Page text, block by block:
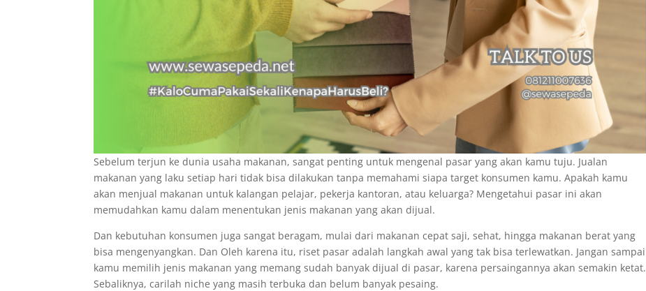
Sebelum terjun ke dunia usaha makanan, sangat penting untuk mengenal pasar yang akan kamu tuju. Jualan
makanan yang laku setiap hari tidak bisa dilakukan tanpa memahami siapa target konsumen kamu. Apakah kamu
akan menjual makanan untuk kalangan pelajar, pekerja kantoran, atau keluarga? Mengetahui pasar ini akan
memudahkan kamu dalam menentukan jenis makanan yang akan dijual.
Dan kebutuhan konsumen juga sangat beragam, mulai dari makanan cepat saji, sehat, hingga makanan berat yang
bisa mengenyangkan. Dan Oleh karena itu, riset pasar adalah langkah awal yang tak bisa terlewatkan. Jangan sampai
kamu memilih jenis makanan yang memang sudah banyak dijual di pasar, karena persaingannya akan semakin ketat.
Sebaliknya, carilah niche yang masih terbuka dan belum banyak pesaing.